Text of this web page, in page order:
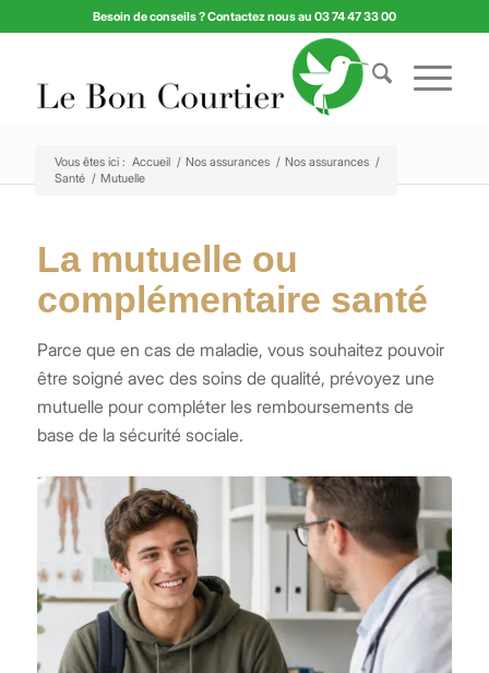
Besoin de conseils ? Contactez nous au 03 74 47 33 00
Vous êtes ici : Accueil / Nos assurances / Nos assurances /
Santé / Mutuelle
La mutuelle ou
complémentaire santé
Parce que en cas de maladie, vous souhaitez pouvoir
être soigné avec des soins de qualité, prévoyez une
mutuelle pour compléter les remboursements de
base de la sécurité sociale.